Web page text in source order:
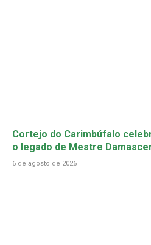
Cortejo do Carimbúfalo
o legado de Mestre
6 de agosto de 2026